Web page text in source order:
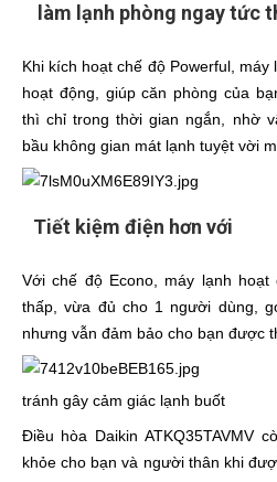
làm lạnh phòng ngay tức
Khi kích hoạt chế độ Powerful,
hoạt động, giúp căn phòng của
thì chỉ trong thời gian ngắn, nhờ
bầu không gian mát lạnh tuyệt vời
Tiết kiệm điện hơn với
Với chế độ Econo, máy lạnh
thấp, vừa đủ cho 1 người dùng,
nhưng vẫn đảm bảo cho bạn được
tránh gây cảm giác lạnh buốt
Điều hòa Daikin ATKQ35TAVMV
khỏe cho bạn và người thân khi